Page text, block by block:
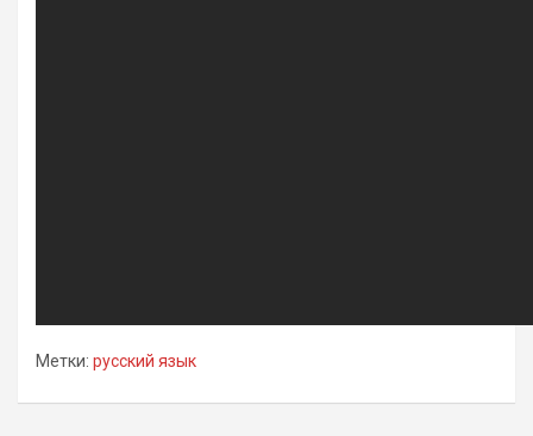
Метки: русский язык